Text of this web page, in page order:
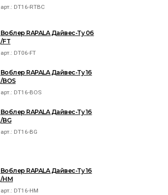
арт.: DT16-RTBC
Воблер RAPALA Дайвес-Ту 06
/FT
арт.: DT06-FT
Воблер RAPALA Дайвес-Ту 16
/BOS
арт.: DT16-BOS
Воблер RAPALA Дайвес-Ту 16
/BG
арт.: DT16-BG
Воблер RAPALA Дайвес-Ту 16
/HM
арт.: DT16-HM